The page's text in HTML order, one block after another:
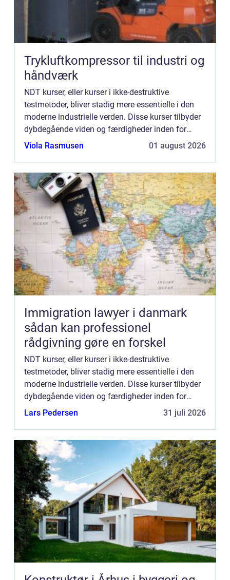
Trykluftkompressor til industri og
håndværk
NDT kurser, eller kurser i ikke-destruktive
testmetoder, bliver stadig mere essentielle i den
moderne industrielle verden. Disse kurser tilbyder
dybdegående viden og færdigheder inden for
forskellige testmetoder, der ikke beskadiger de te...
Viola Rasmusen 01 august 2026
Immigration lawyer i danmark
sådan kan professionel
rådgivning gøre en forskel
NDT kurser, eller kurser i ikke-destruktive
testmetoder, bliver stadig mere essentielle i den
moderne industrielle verden. Disse kurser tilbyder
dybdegående viden og færdigheder inden for
forskellige testmetoder, der ikke beskadiger de te...
Lars Pedersen 31 juli 2026